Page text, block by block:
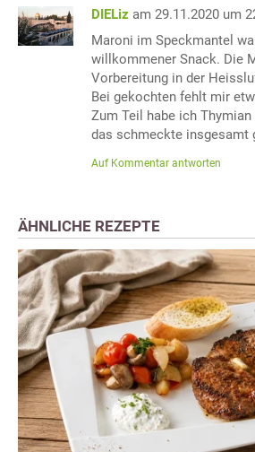
DIELiz am 29.11.2020 um
Maroni im Speckmantel
willkommener Snack. Die
Vorbereitung in der
Bei gekochten fehlt mir
Zum Teil habe ich
das schmeckte insgesamt
Auf Kommentar antworten
ÄHNLICHE REZEPTE